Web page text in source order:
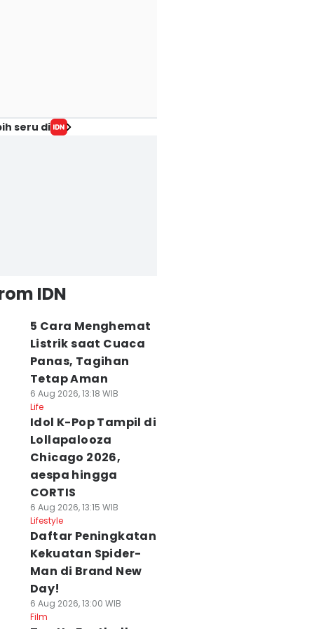
seru di
IDN
5 Cara Menghemat
Listrik saat Cuaca
Panas, Tagihan
Tetap Aman
6 Aug 2026, 13:18 WIB
Life
Idol K-Pop Tampil di
Lollapalooza
Chicago 2026,
aespa hingga
CORTIS
6 Aug 2026, 13:15 WIB
Lifestyle
Daftar Peningkatan
Kekuatan Spider-
Man di Brand New
Day!
6 Aug 2026, 13:00 WIB
Film